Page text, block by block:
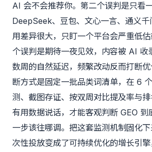
AI 会不会推荐你。第二个误判是只看一
DeepSeek、豆包、文心一言、通义千
用差异很大，只盯一个平台会严重低
个误判是期待一夜见效，内容被 AI 收
数周的自然延迟，频繁改动反而打断
断方式是固定一批品类词清单，在 6
测、截图存证、按双周对比提及率与
有用数据说话，才能客观判断 GEO 到
一步该往哪调。把这套监测机制固化
次性投放变成了可持续优化的增长引